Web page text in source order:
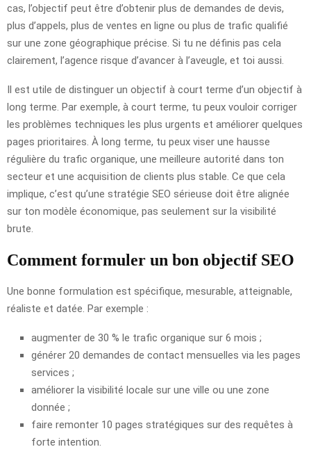
cas, l’objectif peut être d’obtenir plus de demandes de devis,
plus d’appels, plus de ventes en ligne ou plus de trafic qualifié
sur une zone géographique précise. Si tu ne définis pas cela
clairement, l’agence risque d’avancer à l’aveugle, et toi aussi.
Il est utile de distinguer un objectif à court terme d’un objectif à
long terme. Par exemple, à court terme, tu peux vouloir corriger
les problèmes techniques les plus urgents et améliorer quelques
pages prioritaires. À long terme, tu peux viser une hausse
régulière du trafic organique, une meilleure autorité dans ton
secteur et une acquisition de clients plus stable. Ce que cela
implique, c’est qu’une stratégie SEO sérieuse doit être alignée
sur ton modèle économique, pas seulement sur la visibilité
brute.
Comment formuler un bon objectif SEO
Une bonne formulation est spécifique, mesurable, atteignable,
réaliste et datée. Par exemple :
augmenter de 30 % le trafic organique sur 6 mois ;
générer 20 demandes de contact mensuelles via les pages
services ;
améliorer la visibilité locale sur une ville ou une zone
donnée ;
faire remonter 10 pages stratégiques sur des requêtes à
forte intention.